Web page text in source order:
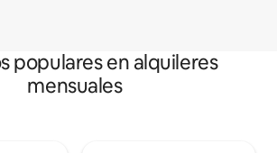
populares en alquileres
mensuales